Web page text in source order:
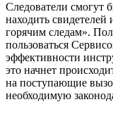
Следователи смогут
находить
горячим следам».
пользоваться
эффективности
это начнет
на поступающие
необходимую